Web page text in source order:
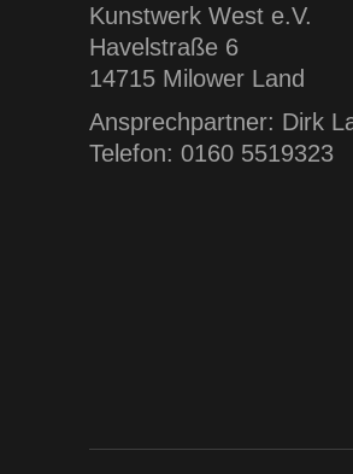
Kunstwerk West e.V.
Havelstraße 6
14715 Milower Land
Ansprechpartner: Dirk
Telefon: 0160 5519323